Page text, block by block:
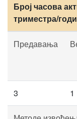
Број часова
триместра/
Предавања
3 1